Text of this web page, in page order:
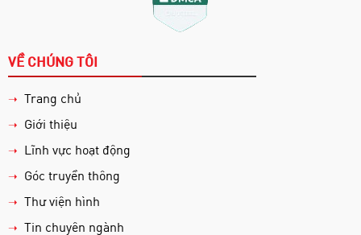
VỀ CHÚNG TÔI
➝ Trang chủ
➝ Giới thiệu
➝ Lĩnh vực hoạt động
➝ Góc truyền thông
➝ Thư viện hình
➝ Tin chuyên ngành